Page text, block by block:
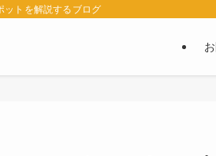
ットを解説するブログ